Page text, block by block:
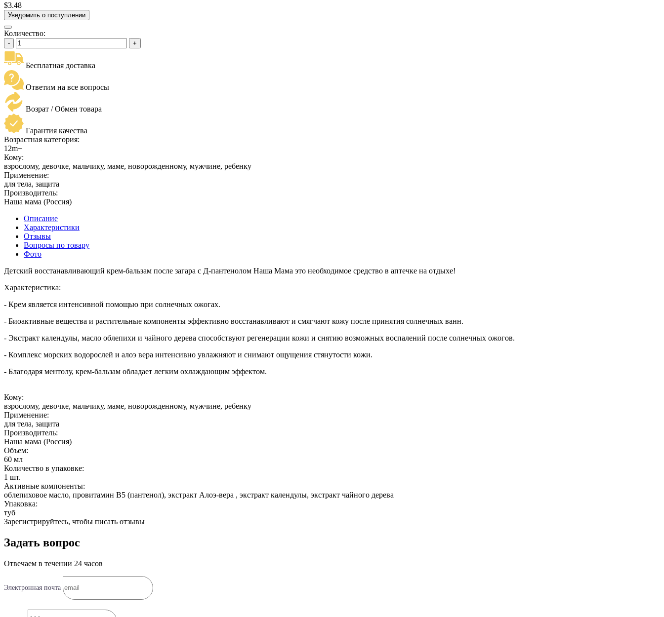
$3.48
Уведомить о поступлении
Количество:
Бесплатная доставка
Ответим на все вопросы
Возрат / Обмен товара
Гарантия качества
Возрастная категория:
12m+
Кому:
взрослому, девочке, мальчику, маме, новорожденному, мужчине, ребенку
Применение:
для тела, защита
Производитель:
Наша мама (Россия)
Описание
Характеристики
Отзывы
Вопросы по товару
Фото
Детский восстанавливающий крем-бальзам после загара с Д-пантенолом Наша Мама это необходимое средство в аптечке на отдыхе!
Характеристика:
- Крем является интенсивной помощью при солнечных ожогах.
- Биоактивные вещества и растительные компоненты эффективно восстанавливают и смягчают кожу после принятия солнечных ванн.
- Экстракт календулы, масло облепихи и чайного дерева способствуют регенерации кожи и снятию возможных воспалений после солнечных ожогов.
- Комплекс морских водорослей и алоэ вера интенсивно увлажняют и снимают ощущения стянутости кожи.
- Благодаря ментолу, крем-бальзам обладает легким охлаждающим эффектом.
Кому:
взрослому, девочке, мальчику, маме, новорожденному, мужчине, ребенку
Применение:
для тела, защита
Производитель:
Наша мама (Россия)
Объем:
60 мл
Количество в упаковке:
1 шт.
Активные компоненты:
облепиховое масло, провитамин В5 (пантенол), экстракт Алоэ-вера , экстракт календулы, экстракт чайного дерева
Упаковка:
туб
Зарегистрируйтесь, чтобы писать отзывы
Задать вопрос
Отвечаем в течении 24 часов
Электронная почта